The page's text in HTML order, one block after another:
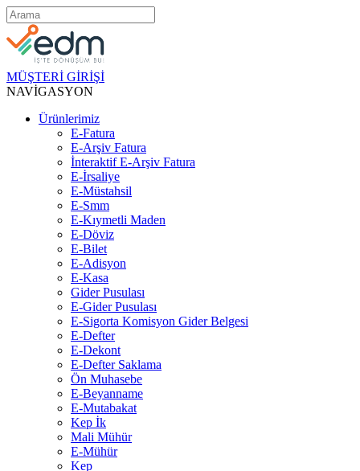
MÜŞTERİ GİRİŞİ
NAVİGASYON
Ürünlerimiz
E-Fatura
E-Arşiv Fatura
İnteraktif E-Arşiv Fatura
E-İrsaliye
E-Müstahsil
E-Smm
E-Kıymetli Maden
E-Döviz
E-Bilet
E-Adisyon
E-Kasa
Gider Pusulası
E-Gider Pusulası
E-Sigorta Komisyon Gider Belgesi
E-Defter
E-Dekont
E-Defter Saklama
Ön Muhasebe
E-Beyanname
E-Mutabakat
Kep İk
Mali Mühür
E-Mühür
Kep